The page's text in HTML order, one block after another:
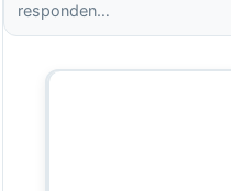
responden…